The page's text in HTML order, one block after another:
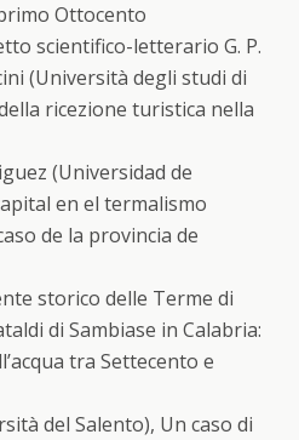
Ottocento
scientifico-letterario G. P.
(Università degli studi di
ricezione turistica nella
(Universidad de
en el termalismo
de la provincia de
storico delle Terme di
di Sambiase in Calabria:
tra Settecento e
del Salento), Un caso di